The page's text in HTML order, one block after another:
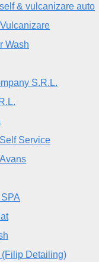
& vulcanizare auto
Wash
S.R.L.
Service
Detailing)